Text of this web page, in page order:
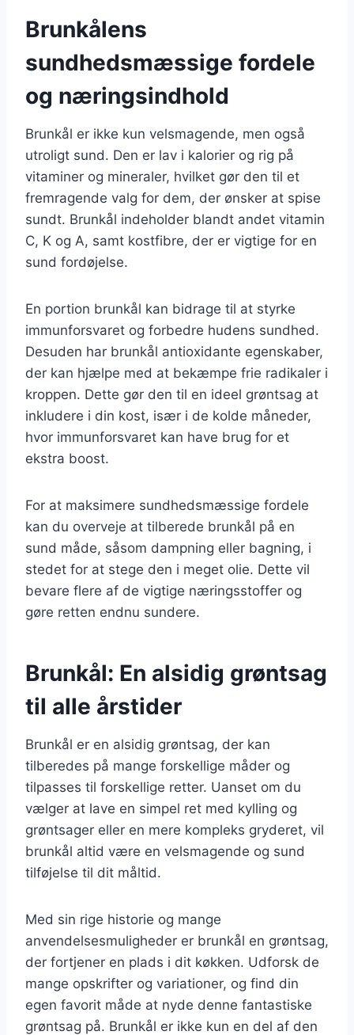
Brunkålens
sundhedsmæssige fordele
og næringsindhold
Brunkål er ikke kun velsmagende, men også
utroligt sund. Den er lav i kalorier og rig på
vitaminer og mineraler, hvilket gør den til et
fremragende valg for dem, der ønsker at spise
sundt. Brunkål indeholder blandt andet vitamin
C, K og A, samt kostfibre, der er vigtige for en
sund fordøjelse.
En portion brunkål kan bidrage til at styrke
immunforsvaret og forbedre hudens sundhed.
Desuden har brunkål antioxidante egenskaber,
der kan hjælpe med at bekæmpe frie radikaler i
kroppen. Dette gør den til en ideel grøntsag at
inkludere i din kost, især i de kolde måneder,
hvor immunforsvaret kan have brug for et
ekstra boost.
For at maksimere sundhedsmæssige fordele
kan du overveje at tilberede brunkål på en
sund måde, såsom dampning eller bagning, i
stedet for at stege den i meget olie. Dette vil
bevare flere af de vigtige næringsstoffer og
gøre retten endnu sundere.
Brunkål: En alsidig grøntsag
til alle årstider
Brunkål er en alsidig grøntsag, der kan
tilberedes på mange forskellige måder og
tilpasses til forskellige retter. Uanset om du
vælger at lave en simpel ret med kylling og
grøntsager eller en mere kompleks gryderet, vil
brunkål altid være en velsmagende og sund
tilføjelse til dit måltid.
Med sin rige historie og mange
anvendelsesmuligheder er brunkål en grøntsag,
der fortjener en plads i dit køkken. Udforsk de
mange opskrifter og variationer, og find din
egen favorit måde at nyde denne fantastiske
grøntsag på. Brunkål er ikke kun en del af den